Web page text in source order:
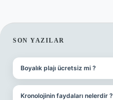
SIDEBAR
SON YAZILAR
Boyalık plajı ücretsiz mi ?
Kronolojinin faydaları nelerdir ?